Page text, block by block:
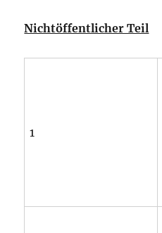
Nichtöffentlicher Teil
1